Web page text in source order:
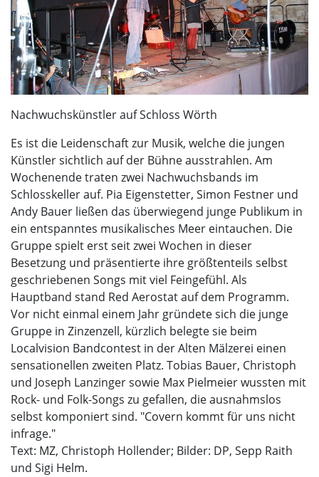
Nachwuchskünstler auf Schloss Wörth
Es ist die Leidenschaft zur Musik, welche die jungen
Künstler sichtlich auf der Bühne ausstrahlen. Am
Wochenende traten zwei Nachwuchsbands im
Schlosskeller auf. Pia Eigenstetter, Simon Festner und
Andy Bauer ließen das überwiegend junge Publikum in
ein entspanntes musikalisches Meer eintauchen. Die
Gruppe spielt erst seit zwei Wochen in dieser
Besetzung und präsentierte ihre größtenteils selbst
geschriebenen Songs mit viel Feingefühl. Als
Hauptband stand Red Aerostat auf dem Programm.
Vor nicht einmal einem Jahr gründete sich die junge
Gruppe in Zinzenzell, kürzlich belegte sie beim
Localvision Bandcontest in der Alten Mälzerei einen
sensationellen zweiten Platz. Tobias Bauer, Christoph
und Joseph Lanzinger sowie Max Pielmeier wussten mit
Rock- und Folk-Songs zu gefallen, die ausnahmslos
selbst komponiert sind. "Covern kommt für uns nicht
infrage."
Text: MZ, Christoph Hollender; Bilder: DP, Sepp Raith
und Sigi Helm.